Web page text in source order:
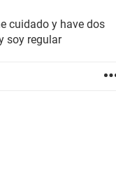
cuidado y have dos
soy regular